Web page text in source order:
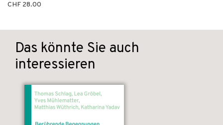
CHF 28.00
Das könnte Sie auch
interessieren